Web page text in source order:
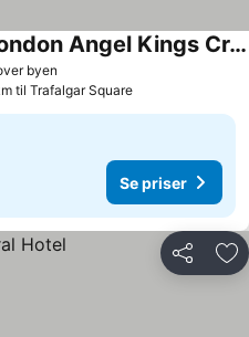
byen
DoubleTree by Hilton London Angel Kings Cross
til Trafalgar Square
Se priser
Del